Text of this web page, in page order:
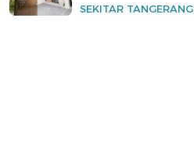
SEKITAR TANGERANG